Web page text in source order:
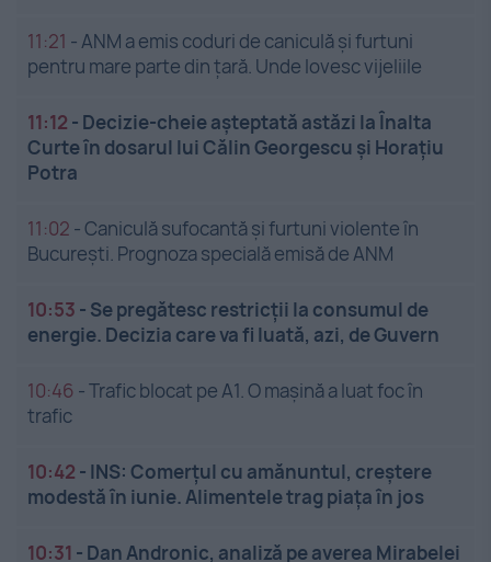
11:21 -ANM a emis coduri de caniculă și furtuni
pentru mare parte din țară. Unde lovesc vijeliile
11:12 - Decizie-cheie așteptată astăzi la Înalta
Curte în dosarul lui Călin Georgescu și Horațiu
Potra
11:02 -Caniculă sufocantă și furtuni violente în
București. Prognoza specială emisă de ANM
10:53 - Se pregătesc restricții la consumul de
energie. Decizia care va fi luată, azi, de Guvern
10:46 -Trafic blocat pe A1. O mașină a luat foc în
trafic
10:42 - INS: Comerțul cu amănuntul, creștere
modestă în iunie. Alimentele trag piața în jos
10:31 - Dan Andronic, analiză pe averea Mirabelei